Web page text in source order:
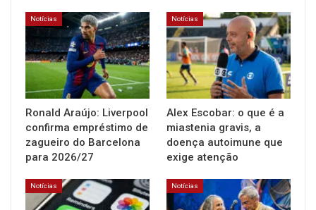
Notícias
Ronald Araújo: Liverpool
confirma empréstimo de
zagueiro do Barcelona
para 2026/27
Notícias
Alex Escobar: o que é a
miastenia gravis, a
doença autoimune que
exige atenção
Notícias Notícias